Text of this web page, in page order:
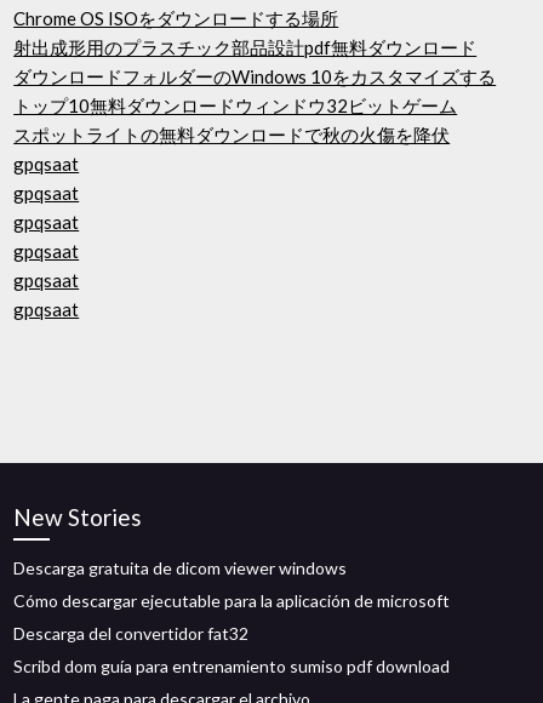
Chrome OS ISOをダウンロードする場所
射出成形用のプラスチック部品設計pdf無料ダウンロード
ダウンロードフォルダーのWindows 10をカスタマイズする
トップ10無料ダウンロードウィンドウ32ビットゲーム
スポットライトの無料ダウンロードで秋の火傷を降伏
gpqsaat
gpqsaat
gpqsaat
gpqsaat
gpqsaat
gpqsaat
New Stories
Descarga gratuita de dicom viewer windows
Cómo descargar ejecutable para la aplicación de microsoft
Descarga del convertidor fat32
Scribd dom guía para entrenamiento sumiso pdf download
La gente paga para descargar el archivo